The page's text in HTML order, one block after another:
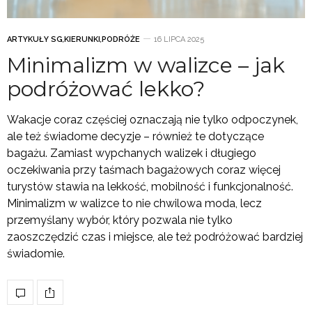
ARTYKUŁY SG,KIERUNKI ,PODRÓŻE 16 LIPCA 2025
Minimalizm w walizce – jak
podróżować lekko?
Wakacje coraz częściej oznaczają nie tylko odpoczynek,
ale też świadome decyzje – również te dotyczące
bagażu. Zamiast wypchanych walizek i długiego
oczekiwania przy taśmach bagażowych coraz więcej
turystów stawia na lekkość, mobilność i funkcjonalność.
Minimalizm w walizce to nie chwilowa moda, lecz
przemyślany wybór, który pozwala nie tylko
zaoszczędzić czas i miejsce, ale też podróżować bardziej
świadomie.